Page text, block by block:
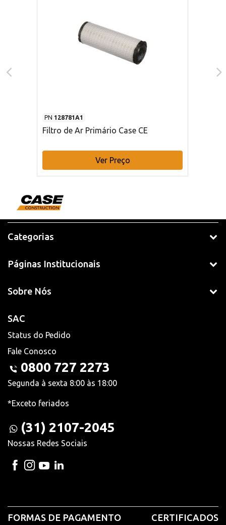
PN 128781A1
Filtro de Ar Primário Case CE
Ver Preço
Categorias
Páginas Institucionais
Sobre Nós
SAC
Status do Pedido
Fale Conosco
0800 727 2273
Segunda à sexta 8:00 às 18:00
*Exceto feriados
(31) 2107-2045
Nossas Redes Sociais
FORMAS DE PAGAMENTO CERTIFICADOS